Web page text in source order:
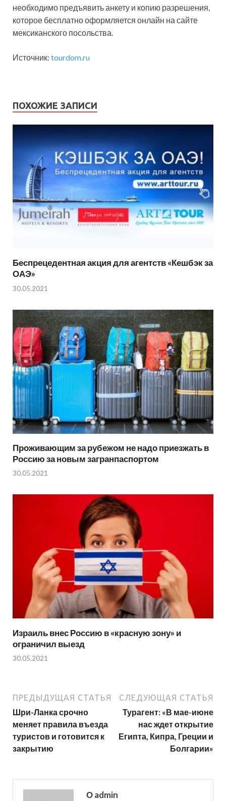
необходимо предъявить анкету и копию разрешения,
которое бесплатно оформляется онлайн на сайте
мексиканского посольства.
Источник: tourdom.ru
ПОХОЖИЕ ЗАПИСИ
Беспрецедентная акция для агентств «Кешбэк за
ОАЭ»
30.05.2021
Проживающим за рубежом не надо приезжать в
Россию за новым загранпаспортом
30.05.2021
Израиль внес Россию в «красную зону» и
ограничил выезд
30.05.2021
ПРЕДЫДУЩАЯ СТАТЬЯ
Шри-Ланка срочно
меняет правила въезда
туристов и готовится к
закрытию
СЛЕДУЮЩАЯ СТАТЬЯ
Турагент: «В мае-июне
нас ждет открытие
Египта, Кипра, Греции и
Болгарии»
О admin